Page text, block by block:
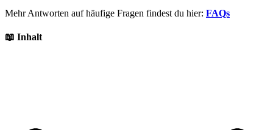
Mehr Antworten auf häufige Fragen findest du hier: FAQs
📖 Inhalt